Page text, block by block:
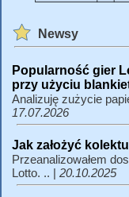
Newsy
Popularność gier
przy użyciu
Analizuję zużycie
17.07.2026
Jak założyć
Przeanalizowałem
Lotto. .. | 20.10.2025